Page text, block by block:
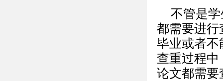
不管是
都需要进行
毕业或者不
查重过程中
论文都需要